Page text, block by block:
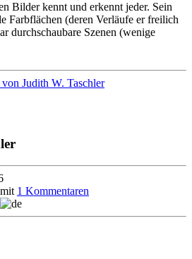
Bilder kennt und erkennt jeder. Sein
Farb­flächen (deren Verläufe er freilich
durch­schau­bare Szenen (wenige
mit 1 Kommentaren